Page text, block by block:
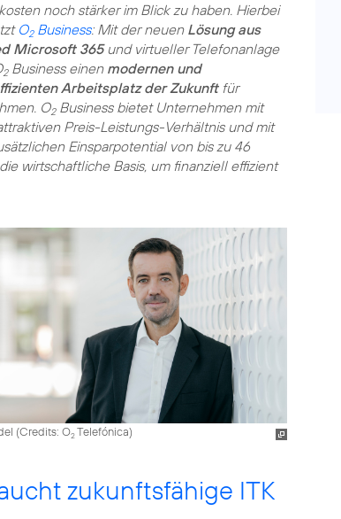
noch stärker im Blick zu haben. Hierbei
O2Business: Mit der neuen Lösung aus
Microsoft 365und virtueller Telefonanlage
2Business einen modernen und
Arbeitsplatz der Zukunftfür
O2Business bietet Unternehmen mit
Preis-Leistungs-Verhältnis und mit
Einsparpotential von bis zu 46
wirtschaftliche Basis, um finanziell effizient
(Credits: O2Telefónica)
zukunftsfähige ITK